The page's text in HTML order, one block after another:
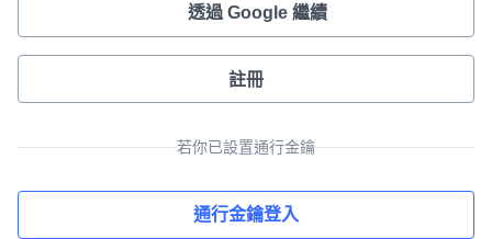
透過 Google 繼續
註冊
若你已設置通行金鑰
通行金鑰登入